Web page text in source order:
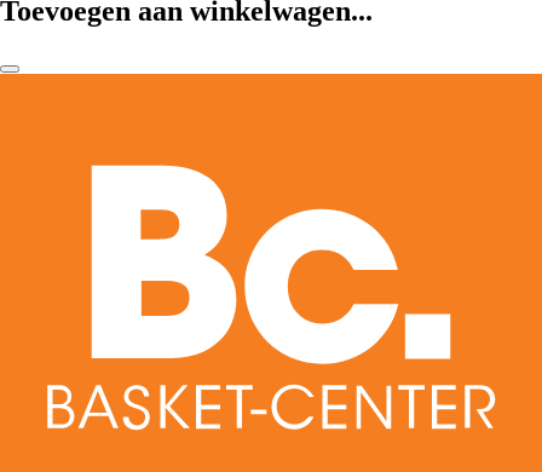
Toevoegen aan winkelwagen...